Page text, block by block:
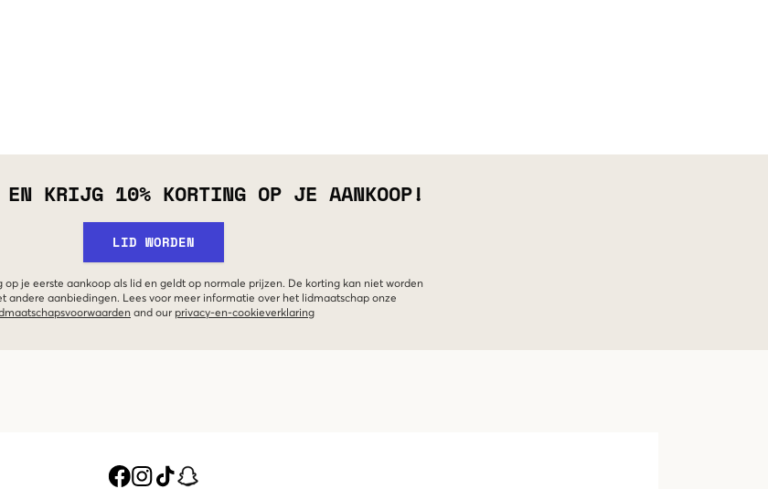
EN KRIJG 10% KORTING OP JE AANKOOP!
LID WORDEN
op je eerste aankoop als lid en geldt op normale prijzen. De korting kan niet worden
andere aanbiedingen. Lees voor meer informatie over het lidmaatschap onze
and our privacy-en-cookieverklaring